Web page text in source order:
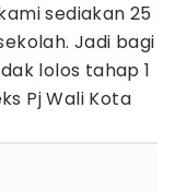
sediakan 25
Jadi bagi
lolos tahap 1
Pj Wali Kota